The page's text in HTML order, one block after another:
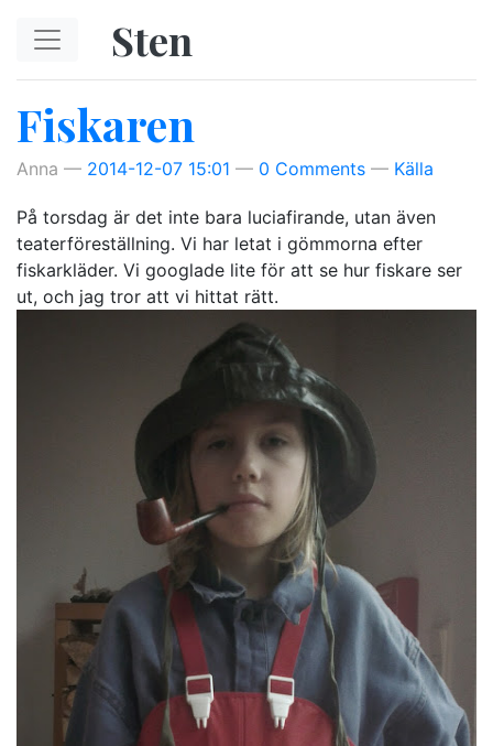
Sten
Fiskaren
Anna 2014-12-07 15:01 0 Comments Källa
På torsdag är det inte bara luciafirande, utan även
teaterföreställning. Vi har letat i gömmorna efter
fiskarkläder. Vi googlade lite för att se hur fiskare ser
ut, och jag tror att vi hittat rätt.